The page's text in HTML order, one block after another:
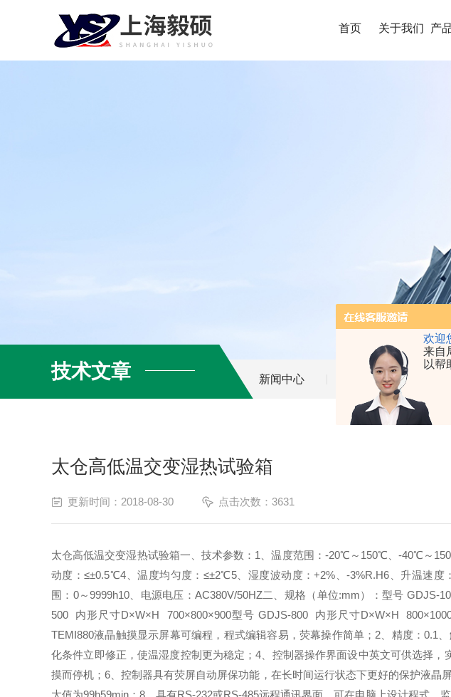
欢迎
来自
以帮
首页 关于我们 产
技术文章 新闻中心 技术文章
太仓高低温交变湿热试验箱
更新时间：2018-08-30 点击次数：3631
太仓高低温交变湿热试验箱一、技术参数：1、温度范围：-20℃～150℃、-40℃～
动度：≤±0.5℃4、温度均匀度：≤±2℃5、湿度波动度：+2%、-3%R.H6、升温速
围：0～9999h10、电源电压：AC380V/50HZ二、规格（单位:mm）：型号
500 内形尺寸D×W×H 700×800×900型号 GDJS-800 内形尺寸D×W×H
TEMI880液晶触摸显示屏幕可编程，程式编辑容易，荧幕操作简单；2、精度：
化条件立即修正，使温湿度控制更为稳定；4、控制器操作界面设中英文可供选择
摸而停机；6、控制器具有荧屏自动屏保功能，在长时间运行状态下更好的保护液
大值为99h59min；8、具有RS-232或RS-485远程通讯界面，可在电脑上设计程式